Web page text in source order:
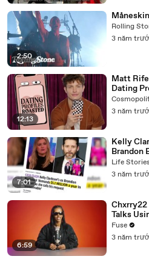
2:50
Rolling
3 năm
12:13
Matt
Dating
3 năm
7:01
Kelly
Brandon
Divorce
Life
3 năm
6:59
Talks
with The
Fuse
3 năm